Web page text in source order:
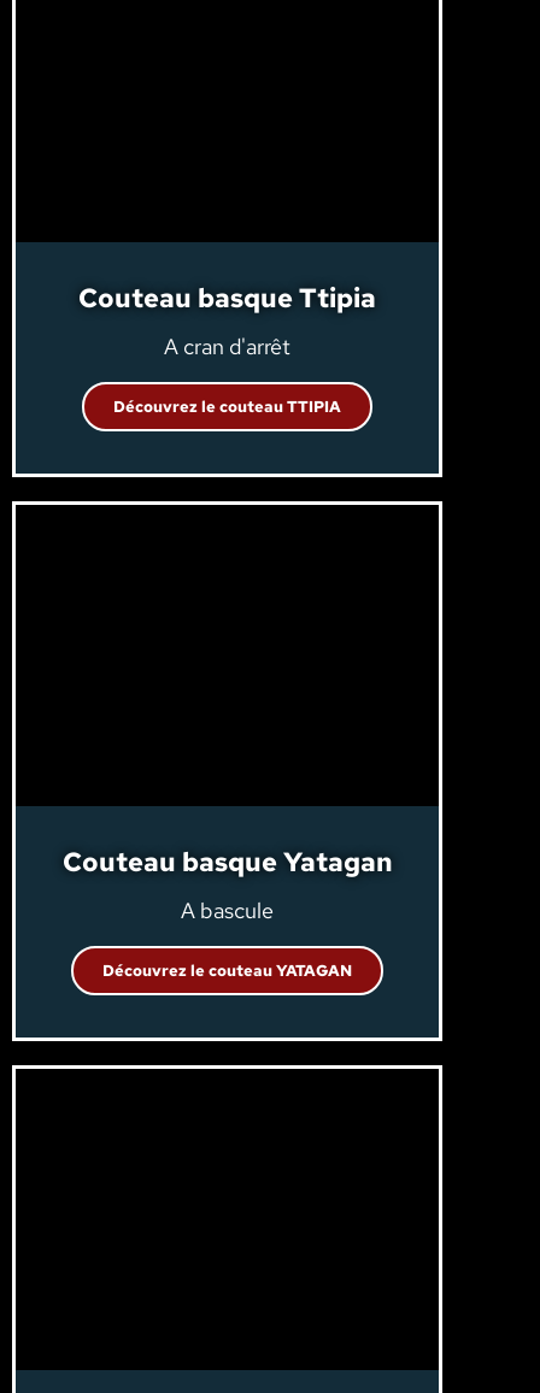
Couteau basque Ttipia
A cran d'arrêt
Découvrez le couteau TTIPIA
Couteau basque Yatagan
A bascule
Découvrez le couteau YATAGAN